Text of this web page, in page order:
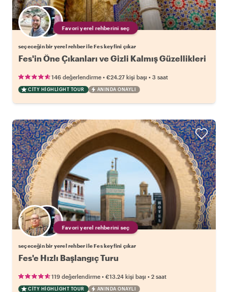
Favori yerel rehberini seç
seçeceğin bir yerel rehber ile Fes keyfini çıkar
Fes'in Öne Çıkanları ve Gizli Kalmış Güzellikleri
146 değerlendirme • €24.27 kişi başı • 3 saat
CITY HIGHLIGHT TOUR ANINDA ONAYLI
Favori yerel rehberini seç
seçeceğin bir yerel rehber ile Fes keyfini çıkar
Fes'e Hızlı Başlangıç Turu
119 değerlendirme • €13.24 kişi başı • 2 saat
CITY HIGHLIGHT TOUR ANINDA ONAYLI